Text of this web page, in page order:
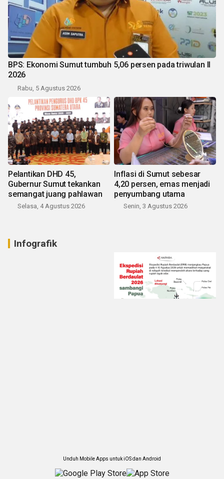
BPS: Ekonomi Sumut tumbuh 5,06 persen pada triwulan II
2026
Rabu, 5 Agustus 2026
Pelantikan DHD 45,
Gubernur Sumut tekankan
semangat juang pahlawan
Selasa, 4 Agustus 2026
Inflasi di Sumut sebesar
4,20 persen, emas menjadi
penyumbang utama
Senin, 3 Agustus 2026
Infografik
Unduh Mobile Apps untuk iOS dan Android